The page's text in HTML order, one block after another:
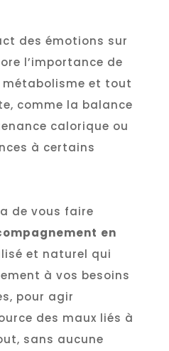
des émotions sur
l’importance de
et tout
comme la balance
calorique ou
à certains
de vous faire
en
et naturel qui
à vos besoins
pour agir
des maux liés à
sans aucune